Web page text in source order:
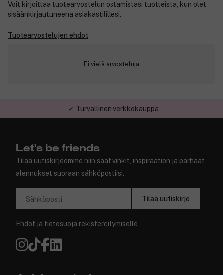
Voit kirjoittaa tuotearvostelun ostamistasi tuotteista, kun olet
sisäänkirjautuneena asiakastilillesi.
Tuotearvostelujen ehdot
Ei vielä arvosteluja
✓ Turvallinen verkkokauppa
Let's be friends
Tilaa uutiskirjeemme niin saat vinkit, inspiraation ja parhaat
alennukset suoraan sähköpostiisi.
Sähköposti Tilaa uutiskirje
Ehdot ja tietosuoja rekisteröitymiselle